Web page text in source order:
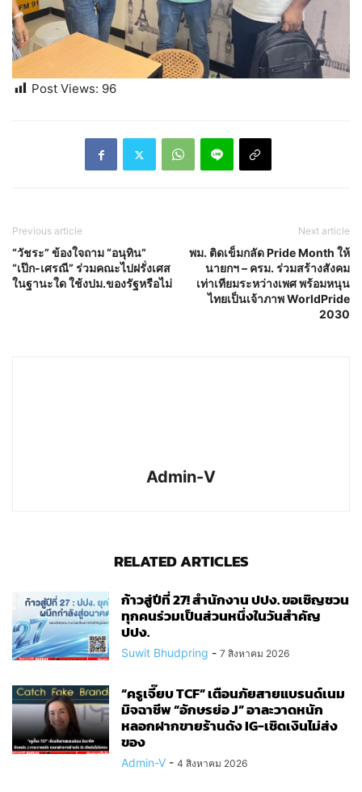
Post Views: 96
Previous article
“วัชระ” ข้องใจถาม “อนุทิน”
“เป๊ก-เศรณี” ร่วมคณะไปฝรั่งเศส
ในฐานะใด ใช้งปม.ของรัฐหรือไม่
Next article
พม. ติดเข็มกลัด Pride Month ให้
นายกฯ – ครม. ร่วมสร้างสังคม
เท่าเทียมระหว่างเพศ พร้อมหนุน
ไทยเป็นเจ้าภาพ WorldPride
2030
Admin-V
RELATED ARTICLES
ก้าวสู่ปีที่ 27! สำนักงาน ปปง. ขอเชิญชวน
ทุกคนร่วมเป็นส่วนหนึ่งในวันสำคัญ
ปปง.
Suwit Bhudpring - 7 สิงหาคม 2026
“ครูเจี๊ยบ TCF” เตือนภัยสายแบรนด์เนม
มิจฉาชีพ “อักษรย่อ J” อาละวาดหนัก
หลอกฝากขายร้านดัง IG-เชิดเงินไม่ส่ง
ของ
Admin-V - 4 สิงหาคม 2026